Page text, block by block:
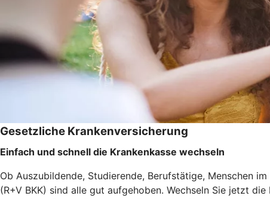
Gesetzliche Krankenversicherung
Einfach und schnell die Krankenkasse wechseln
Ob Auszubildende, Studierende, Berufstätige, Menschen
(R+V BKK) sind alle gut aufgehoben. Wechseln Sie jetzt